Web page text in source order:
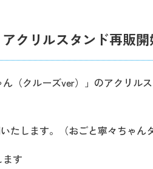
クリルスタンド再販
（クルーズver）」のアクリル
たします。（おごと寧々ちゃん
す